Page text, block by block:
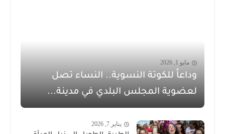
مايو 1, 2026
وداعاً للكوتة النسوية.. النساء تصل
لعضوية المجلس البلدي في مدينة...
يناير 7, 2026